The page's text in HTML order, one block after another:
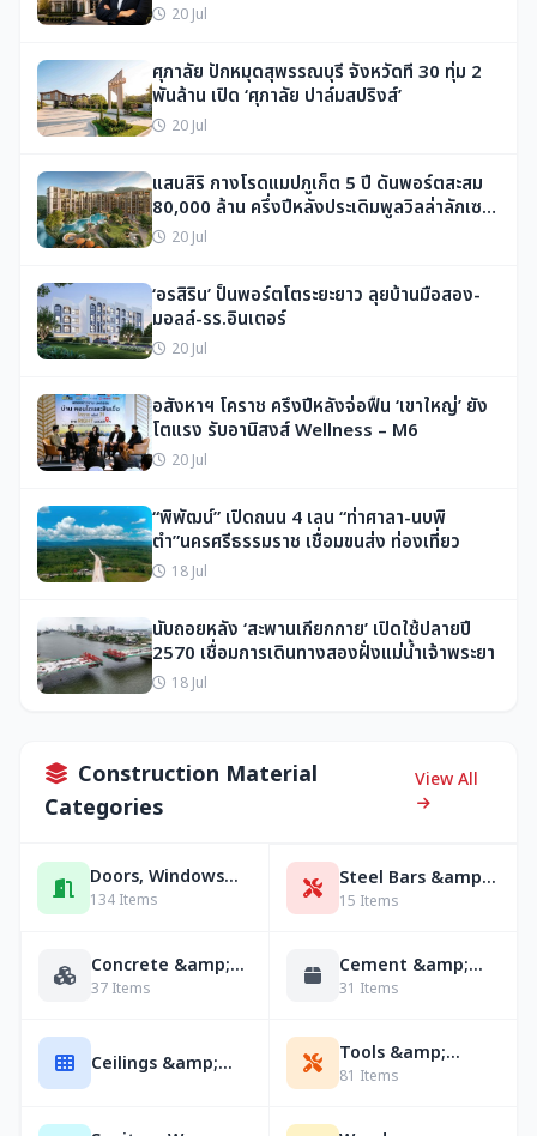
20 Jul
ศุภาลัย ปักหมุดสุพรรณบุรี จังหวัดที่ 30 ทุ่ม 2
พันล้าน เปิด ‘ศุภาลัย ปาล์มสปริงส์’
20 Jul
แสนสิริ กางโรดแมปภูเก็ต 5 ปี ดันพอร์ตสะสม
80,000 ล้าน ครึ่งปีหลังประเดิมพูลวิลล่าลักเซอ
รี 20 Jul
‘อรสิริน’ ปั้นพอร์ตโตระยะยาว ลุยบ้านมือสอง-
มอลล์-รร.อินเตอร์
20 Jul
อสังหาฯ โคราช ครึ่งปีหลังจ่อฟื้น ‘เขาใหญ่’ ยัง
โตแรง รับอานิสงส์ Wellness – M6
20 Jul
“พิพัฒน์” เปิดถนน 4 เลน “ท่าศาลา-นบพิ
ตำ”นครศรีธรรมราช เชื่อมขนส่ง ท่องเที่ยว
18 Jul
นับถอยหลัง ‘สะพานเกียกกาย’ เปิดใช้ปลายปี
2570 เชื่อมการเดินทางสองฝั่งแม่น้ำเจ้าพระยา
18 Jul
Construction Material
Categories
View All
Doors, Windows
&amp; Accessories
134 Items
Steel Bars &amp;
Sections
15 Items
Concrete &amp;
Structure
37 Items
Cement &amp;
Masonry
31 Items
Ceilings &amp;
Tools &amp;
Hardware
81 Items